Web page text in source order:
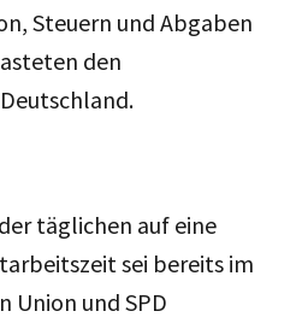
Steuern und Abgaben
den
täglichen auf eine
sei bereits im
Union und SPD